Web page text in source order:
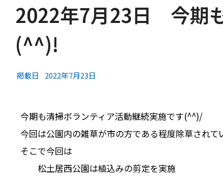
2022年7月23日 今期
(^^)!
掲載日 2022年7月23日
今期も清掃ボランティア活動継続実施です(^^)/
今回は公園内の雑草が市の方である程度除草されて
そこで今回は
松土居西公園は植込みの剪定を実施